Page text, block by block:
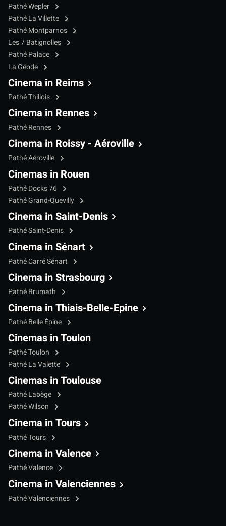
Pathé Wepler
Pathé La Villette
Pathé Montparnos
Les 7 Batignolles
Pathé Palace
La Géode
Cinema in Reims
Pathé Thillois
Cinema in Rennes
Pathé Rennes
Cinema in Roissy - Aéroville
Pathé Aéroville
Cinemas in Rouen
Pathé Docks 76
Pathé Grand-Quevilly
Cinema in Saint-Denis
Pathé Saint-Denis
Cinema in Sénart
Pathé Carré Sénart
Cinema in Strasbourg
Pathé Brumath
Cinema in Thiais-Belle-Epine
Pathé Belle Épine
Cinemas in Toulon
Pathé Toulon
Pathé La Valette
Cinemas in Toulouse
Pathé Labège
Pathé Wilson
Cinema in Tours
Pathé Tours
Cinema in Valence
Pathé Valence
Cinema in Valenciennes
Pathé Valenciennes